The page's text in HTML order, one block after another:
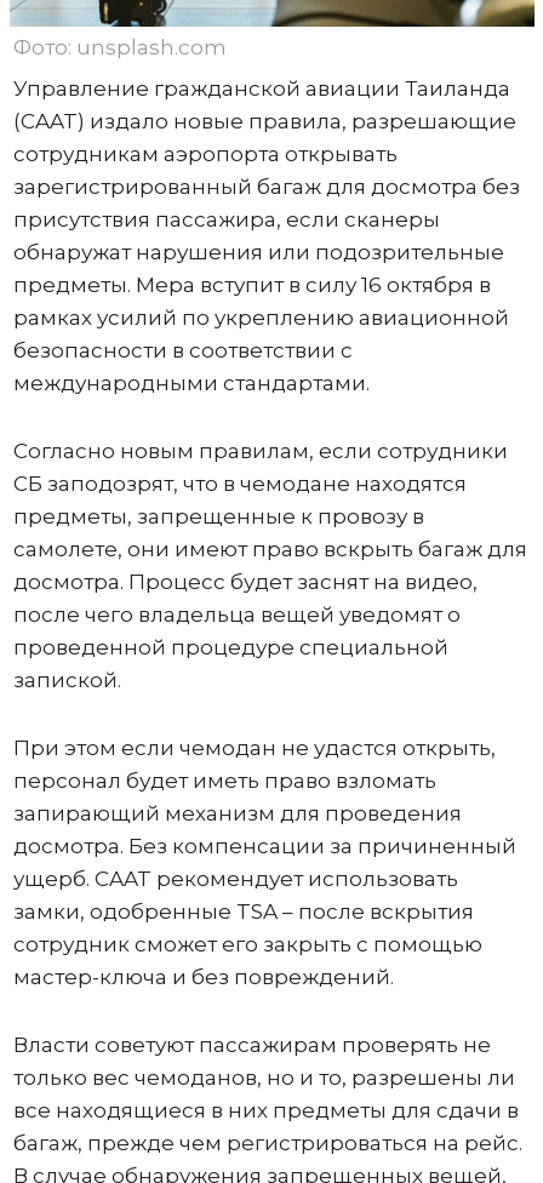
Фото: unsplash.com
Управление гражданской авиации Таиланда
(CAAT) издало новые правила, разрешающие
сотрудникам аэропорта открывать
зарегистрированный багаж для досмотра без
присутствия пассажира, если сканеры
обнаружат нарушения или подозрительные
предметы. Мера вступит в силу 16 октября в
рамках усилий по укреплению авиационной
безопасности в соответствии с
международными стандартами.
Согласно новым правилам, если сотрудники
СБ заподозрят, что в чемодане ​​находятся
предметы, запрещенные к провозу в
самолете, они имеют право вскрыть багаж для
досмотра. Процесс будет заснят на видео,
после чего владельца вещей уведомят о
проведенной процедуре специальной
запиской.
При этом если чемодан не удастся открыть,
персонал будет иметь право взломать
запирающий механизм для проведения
досмотра. Без компенсации за причиненный
ущерб. CAAT рекомендует использовать
замки, одобренные TSA – после вскрытия
сотрудник сможет его закрыть с помощью
мастер-ключа и без повреждений.
Власти советуют пассажирам проверять не
только вес чемоданов, но и то, разрешены ли
все находящиеся в них предметы для сдачи в
багаж, прежде чем регистрироваться на рейс.
В случае обнаружения запрещенных вещей,